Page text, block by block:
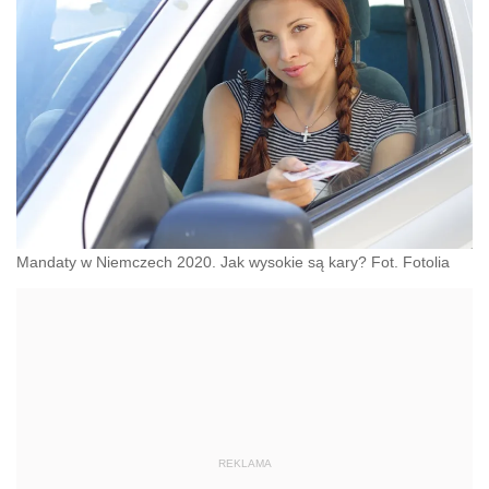
Mandaty w Niemczech 2020. Jak wysokie są kary? Fot. Fotolia